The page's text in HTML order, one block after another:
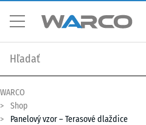
WARCO
Shop
Panelový vzor – Terasové dlaždice